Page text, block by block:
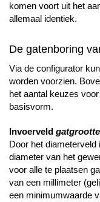
komen voort uit het
allemaal identiek.
De gatenboring
Via de configurator
worden voorzien.
het aantal keuzes
basisvorm.
Invoerveld gatgrootte
Door het diameterveld
diameter van het
voor alle te plaatsen
van een millimeter
een minimumwaarde